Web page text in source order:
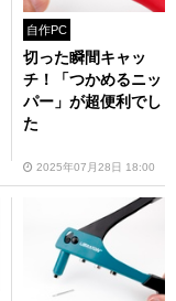
自作PC
切った瞬間キャッ
チ！「つかめるニッ
パー」が超便利でし
た
2025年07月28日 18:00